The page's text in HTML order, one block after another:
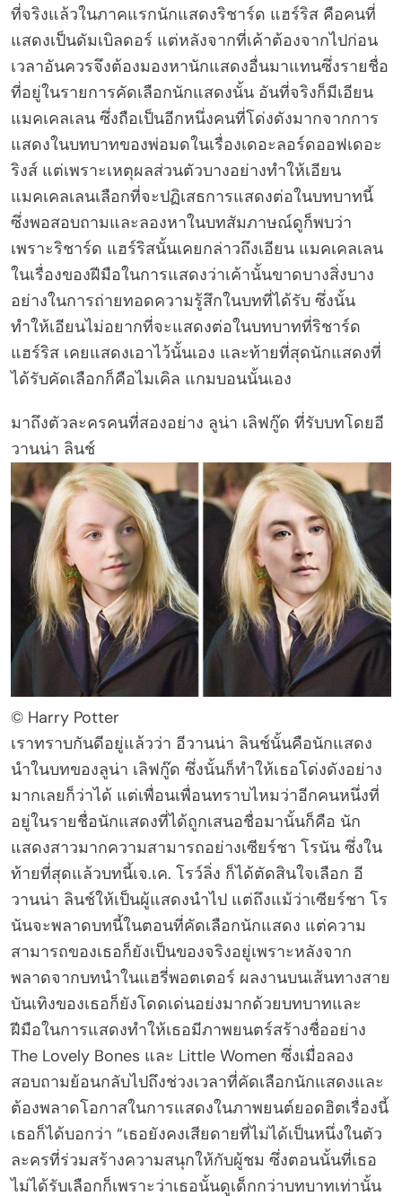
ที่จริงแล้วในภาคแรกนักแสดงริชาร์ด แฮร์ริส คือคนที่
แสดงเป็นดัมเบิลดอร์ แต่หลังจากที่เค้าต้องจากไปก่อน
เวลาอันควรจึงต้องมองหานักแสดงอื่นมาแทนซึ่งรายชื่อ
ที่อยู่ในรายการคัดเลือกนักแสดงนั้น อันที่จริงก็มีเอียน
แมคเคลเลน ซึ่งถือเป็นอีกหนึ่งคนที่โด่งดังมากจากการ
แสดงในบทบาทของพ่อมดในเรื่องเดอะลอร์ดออฟเดอะ
ริงส์ แต่เพราะเหตุผลส่วนตัวบางอย่างทำให้เอียน
แมคเคลเลนเลือกที่จะปฏิเสธการแสดงต่อในบทบาทนี้
ซึ่งพอสอบถามและลองหาในบทสัมภาษณ์ดูก็พบว่า
เพราะริชาร์ด แฮร์ริสนั้นเคยกล่าวถึงเอียน แมคเคลเลน
ในเรื่องของฝีมือในการแสดงว่าเค้านั้นขาดบางสิ่งบาง
อย่างในการถ่ายทอดความรู้สึกในบทที่ได้รับ ซึ่งนั้น
ทำให้เอียนไม่อยากที่จะแสดงต่อในบทบาทที่ริชาร์ด
แฮร์ริส เคยแสดงเอาไว้นั้นเอง และท้ายที่สุดนักแสดงที่
ได้รับคัดเลือกก็คือไมเคิล แกมบอนนั้นเอง
มาถึงตัวละครคนที่สองอย่าง ลูน่า เลิฟกู๊ด ที่รับบทโดยอี
วานน่า ลินช์
© Harry Potter
เราทราบกันดีอยู่แล้วว่า อีวานน่า ลินช์นั้นคือนักแสดง
นำในบทของลูน่า เลิฟกู๊ด ซึ่งนั้นก็ทำให้เธอโด่งดังอย่าง
มากเลยก็ว่าได้ แต่เพื่อนเพื่อนทราบไหมว่าอีกคนหนึ่งที่
อยู่ในรายชื่อนักแสดงที่ได้ถูกเสนอชื่อมานั้นก็คือ นัก
แสดงสาวมากความสามารถอย่างเซียร์ชา โรนัน ซึ่งใน
ท้ายที่สุดแล้วบทนี้เจ.เค. โรว์ลิ่ง ก็ได้ตัดสินใจเลือก อี
วานน่า ลินช์ให้เป็นผู้แสดงนำไป แต่ถึงแม้ว่าเซียร์ชา โร
นันจะพลาดบทนี้ในตอนที่คัดเลือกนักแสดง แต่ความ
สามารถของเธอก็ยังเป็นของจริงอยู่เพราะหลังจาก
พลาดจากบทนำในแฮรี่พอตเตอร์ ผลงานบนเส้นทางสาย
บันเทิงของเธอก็ยังโดดเด่นอย่งมากด้วยบทบาทและ
ฝีมือในการแสดงทำให้เธอมีภาพยนตร์สร้างชื่ออย่าง
The Lovely Bones และ Little Women ซึ่งเมื่อลอง
สอบถามย้อนกลับไปถึงช่วงเวลาที่คัดเลือกนักแสดงและ
ต้องพลาดโอกาสในการแสดงในภาพยนต์ยอดฮิตเรื่องนี้
เธอก็ได้บอกว่า “เธอยังคงเสียดายที่ไม่ได้เป็นหนึ่งในตัว
ละครที่ร่วมสร้างความสนุกให้กับผู้ชม ซึ่งตอนนั้นที่เธอ
ไม่ได้รับเลือกก็เพราะว่าเธอนั้นดูเด็กกว่าบทบาทเท่านั้น